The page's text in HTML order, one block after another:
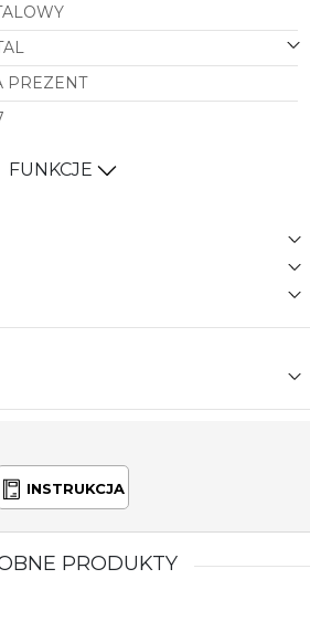
PREZENT
FUNKCJE
INSTRUKCJA
PRODUKTY